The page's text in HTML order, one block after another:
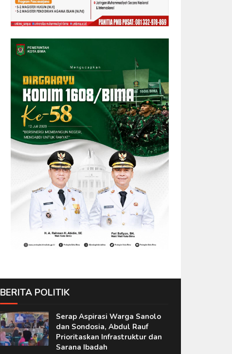
BERITA POLITIK
Serap Aspirasi Warga Sanolo
dan Sondosia, Abdul Rauf
Prioritaskan Infrastruktur dan
Sarana Ibadah